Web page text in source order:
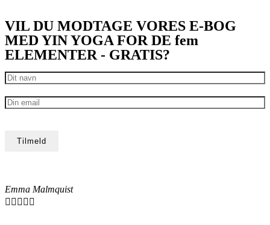
VIL DU MODTAGE VORES E-BOG
MED YIN YOGA FOR DE fem
ELEMENTER - GRATIS?
Emma Malmquist
    